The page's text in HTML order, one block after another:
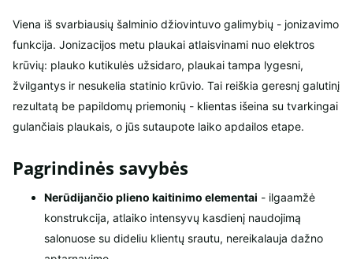
Viena iš svarbiausių šalminio džiovintuvo galimybių - jonizavimo
funkcija. Jonizacijos metu plaukai atlaisvinami nuo elektros
krūvių: plauko kutikulės užsidaro, plaukai tampa lygesni,
žvilgantys ir nesukelia statinio krūvio. Tai reiškia geresnį galutinį
rezultatą be papildomų priemonių - klientas išeina su tvarkingai
gulančiais plaukais, o jūs sutaupote laiko apdailos etape.
Pagrindinės savybės
Nerūdijančio plieno kaitinimo elementai - ilgaamžė
konstrukcija, atlaiko intensyvų kasdienį naudojimą
salonuose su dideliu klientų srautu, nereikalauja dažno